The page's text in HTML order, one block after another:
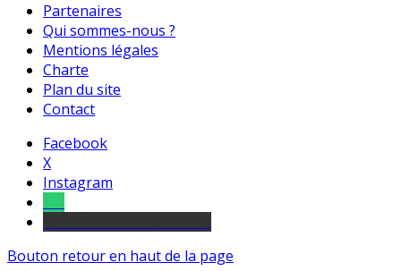
Partenaires
Qui sommes-nous ?
Mentions légales
Charte
Plan du site
Contact
Facebook
X
Instagram
Bouton retour en haut de la page